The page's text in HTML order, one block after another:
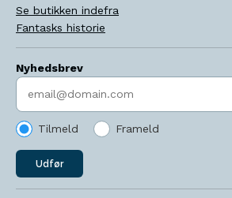
Se butikken indefra
Fantasks historie
Nyhedsbrev
Indtast søgeord
Tilmeld Frameld
Udfør